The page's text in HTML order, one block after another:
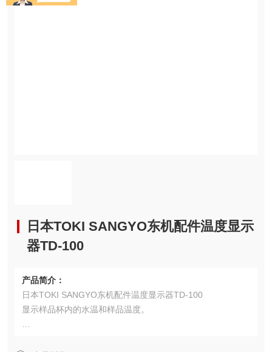
日本TOKI SANGYO东机配件温度显示
器TD-100
产品简介：
日本TOKI SANGYO东机配件温度显示器TD-100
显示样品杯内的水温和样品温度。